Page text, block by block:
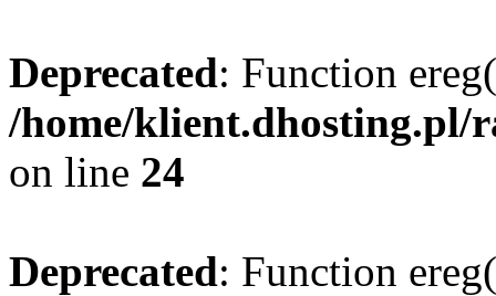
Deprecated: Function
/home/klient.dhosting.pl/
on line 24
Deprecated: Function